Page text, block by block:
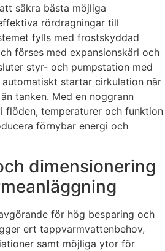
säkra bästa möjliga
rördragningar till
fylls med frostskyddad
förses med expansionskärl och
styr- och pumpstation med
startar cirkulation när
tanken. Med en noggrann
flöden, temperaturer och funktion
förnybar energi och
dimensionering
för hög besparing och
ert tappvarmvattenbehov,
samt möjliga ytor för